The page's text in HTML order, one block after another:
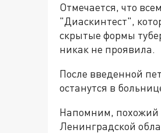
Отмечается, что
"Диаскинтест",
скрытые формы
никак не проявила.
После введенной
останутся в
Напомним, похожий
Ленинградской